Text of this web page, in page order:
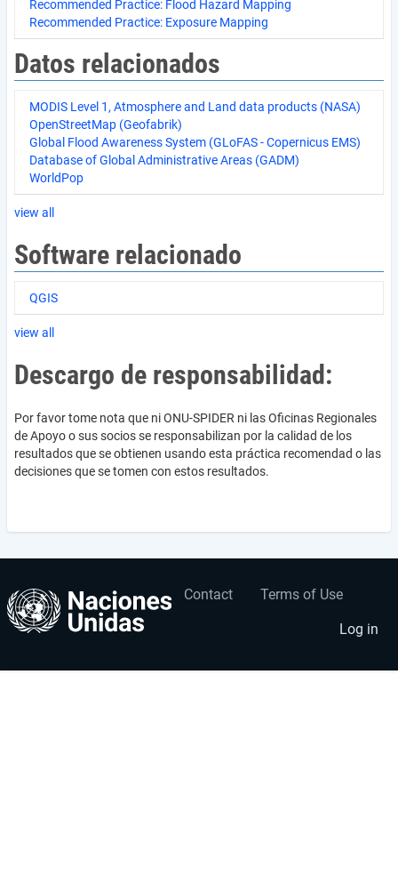
Recommended Practice: Flood Hazard Mapping
Recommended Practice: Exposure Mapping
Datos relacionados
MODIS Level 1, Atmosphere and Land data products (NASA)
OpenStreetMap (Geofabrik)
Global Flood Awareness System (GLoFAS - Copernicus EMS)
Database of Global Administrative Areas (GADM)
WorldPop
view all
Software relacionado
QGIS
view all
Descargo de responsabilidad:
Por favor tome nota que ni ONU-SPIDER ni las Oficinas Regionales
de Apoyo o sus socios se responsabilizan por la calidad de los
resultados que se obtienen usando esta práctica recomendad o las
decisiones que se tomen con estos resultados.
Footer
Contact Terms of Use
User
account
menu
Log in